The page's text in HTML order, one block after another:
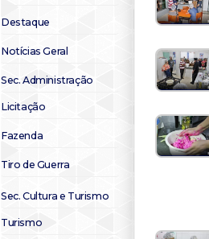
Destaque
Notícias Geral
Sec. Administração
Licitação
Fazenda
Tiro de Guerra
Sec. Cultura e Turismo
Turismo